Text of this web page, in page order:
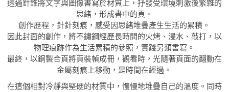
透過針錐將文字與圖像書寫於材質上，抒發受環境刺激後繁雜的
思緒，形成書中的頁。
創作歷程，針針刻痕，感受因思緒堆疊產生生活的累積。
因此封面的創作，將不鏽鋼經歷長時間的火烤、浸水、敲打，以
物理痕跡作為生活累積的參照，實踐另類書寫。
最終，以銅製合頁將頁裝幀成冊，觀看時，光隨著頁面的翻動在
金屬刻痕上移動，是時間在經過。
在這個相對冷靜與堅硬的材質中，慢慢地堆疊自己的溫度。同時